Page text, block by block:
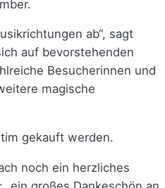
ab“, sagt
auf bevorstehenden
Besucherinnen und
magische
gekauft werden.
noch ein herzliches